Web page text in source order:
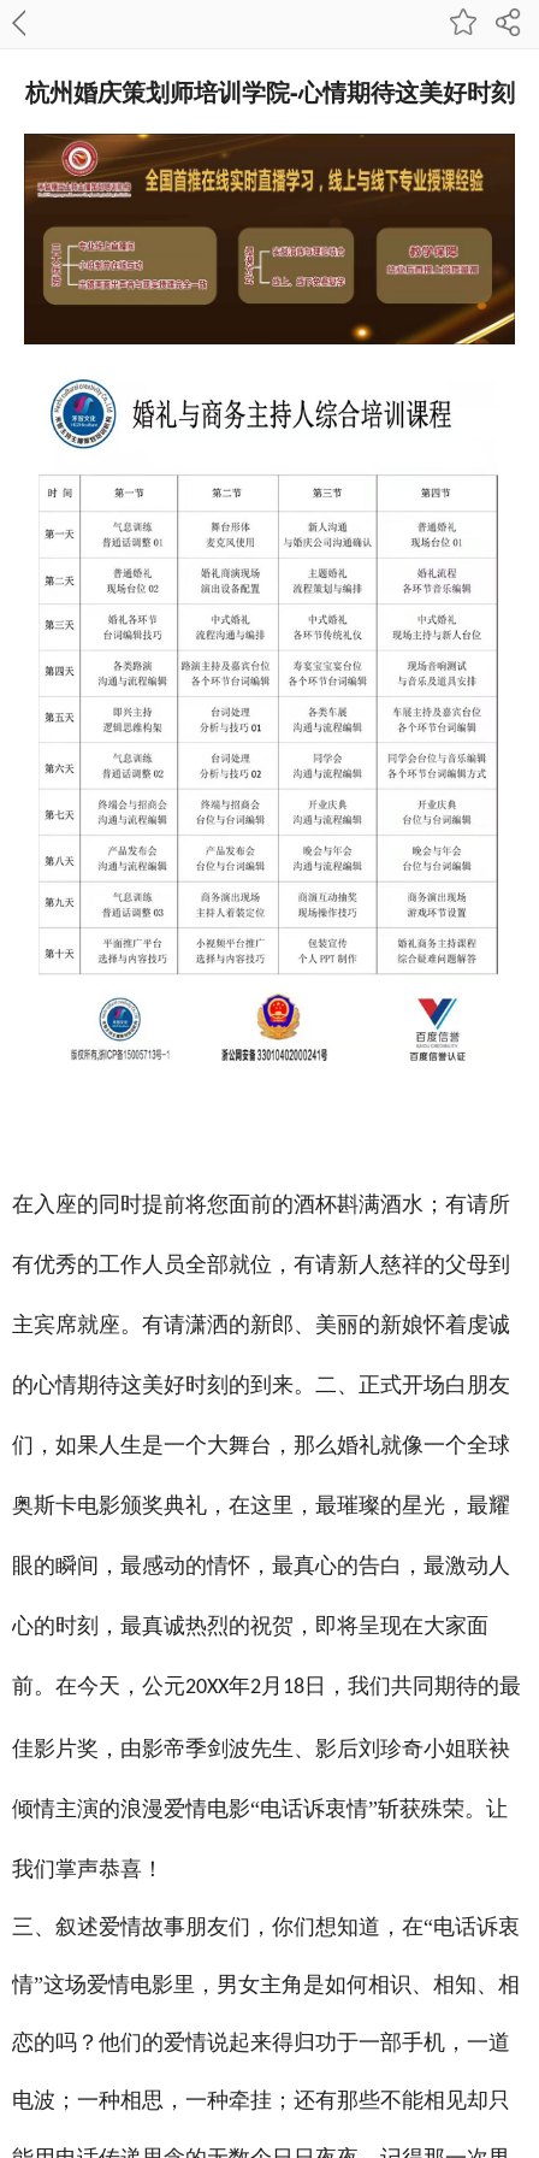
杭州婚庆策划师培训学院-心情期待这美好时刻
在入座的同时提前将您面前的酒杯斟满酒水；有请所
有优秀的工作人员全部就位，有请新人慈祥的父母到
主宾席就座。有请潇洒的新郎、美丽的新娘怀着虔诚
的心情期待这美好时刻的到来。二、正式开场白朋友
们，如果人生是一个大舞台，那么婚礼就像一个全球
奥斯卡电影颁奖典礼，在这里，最璀璨的星光，最耀
眼的瞬间，最感动的情怀，最真心的告白，最激动人
心的时刻，最真诚热烈的祝贺，即将呈现在大家面
前。在今天，公元20XX年2月 18 日，我们共同期待的最
佳影片奖，由影帝季剑波先生、影后刘珍奇小姐联袂
倾情主演的浪漫爱情电影“电话诉衷情”斩获殊荣。让
我们掌声恭喜！
三、叙述爱情故事朋友们，你们想知道，在“电话诉衷
情”这场爱情电影里，男女主角是如何相识、相知、相
恋的吗？他们的爱情说起来得归功于一部手机，一道
电波；一种相思，一种牵挂；还有那些不能相见却只